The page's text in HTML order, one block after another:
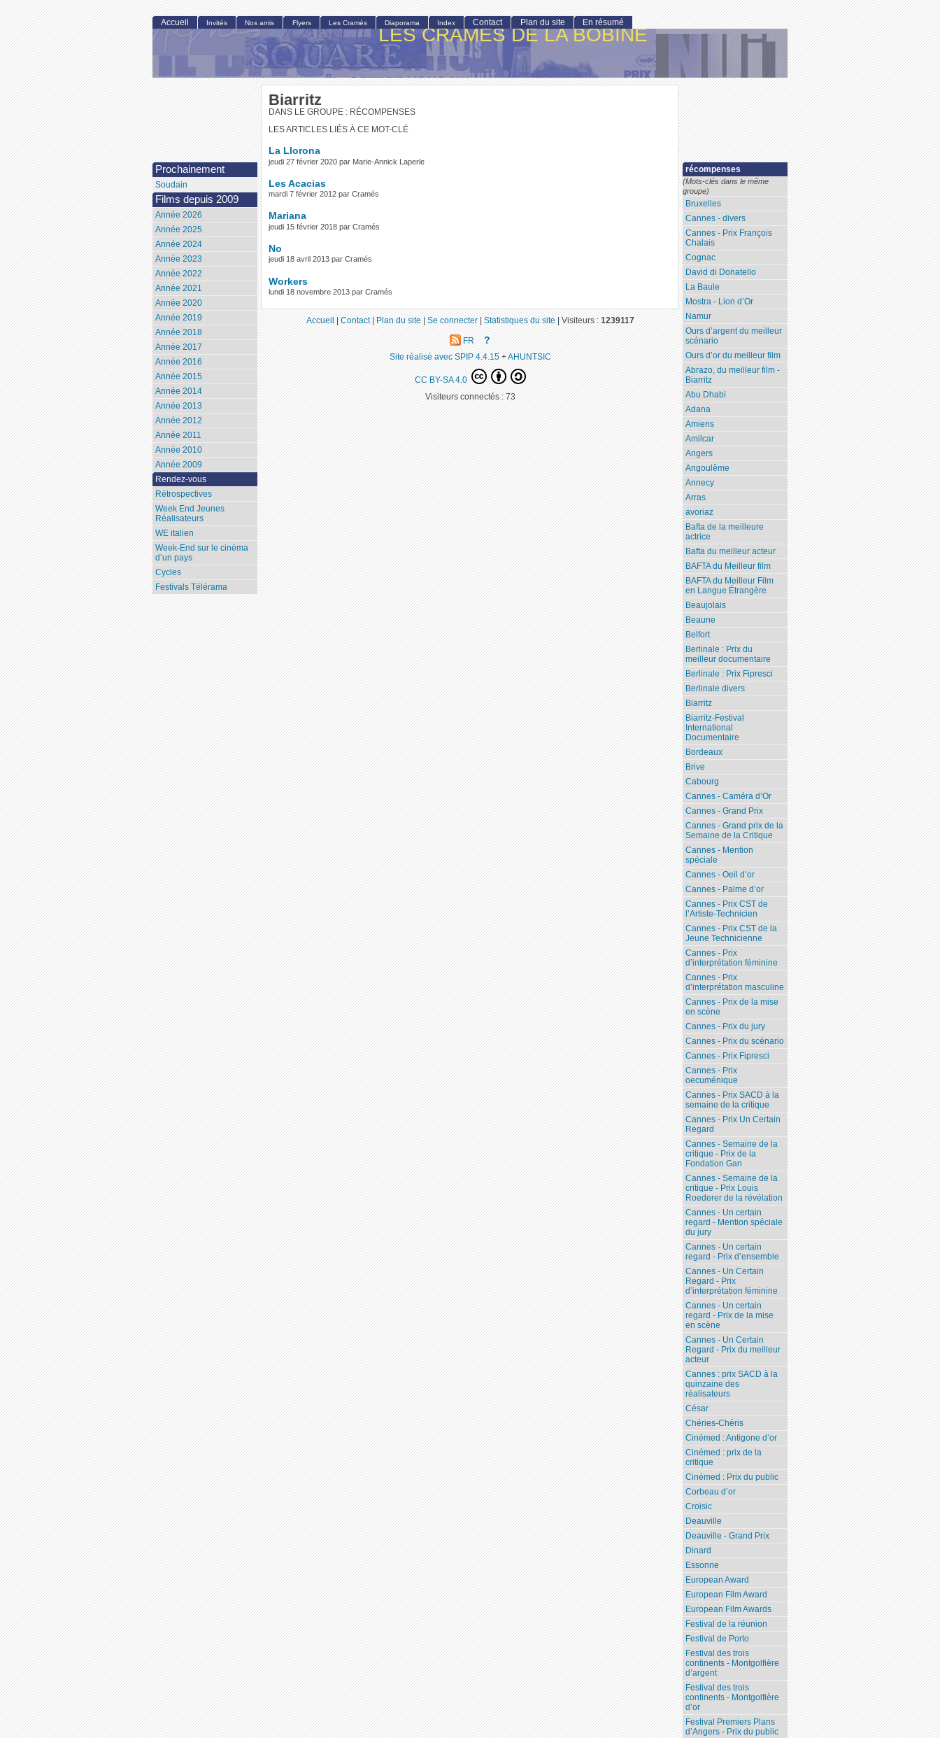
LES CRAMÉS DE LA BOBINE
Biarritz
DANS LE GROUPE : RÉCOMPENSES
LES ARTICLES LIÉS À CE MOT-CLÉ
La Llorona
jeudi 27 février 2020 par Marie-Annick Laperle
Les Acacias
mardi 7 février 2012 par Cramés
Mariana
jeudi 15 février 2018 par Cramés
No
jeudi 18 avril 2013 par Cramés
Workers
lundi 18 novembre 2013 par Cramés
récompenses
(Mots-clés dans le même
groupe)
Bruxelles
Cannes - divers
Cannes - Prix François
Chalais
Cognac
David di Donatello
La Baule
Mostra - Lion d’Or
Namur
Ours d’argent du meilleur
scénario
Ours d’or du meilleur film
Abrazo, du meilleur film -
Biarritz
Abu Dhabi
Adana
Amiens
Amilcar
Angers
Angoulême
Annecy
Arras
avoriaz
Bafta de la meilleure
actrice
Bafta du meilleur acteur
BAFTA du Meilleur film
BAFTA du Meilleur Film
en Langue Étrangère
Beaujolais
Beaune
Belfort
Berlinale : Prix du
meilleur documentaire
Berlinale : Prix Fipresci
Berlinale divers
Biarritz
Biarritz-Festival
International
Documentaire
Bordeaux
Brive
Cabourg
Cannes - Caméra d’Or
Cannes - Grand Prix
Cannes - Grand prix de la
Semaine de la Critique
Cannes - Mention
spéciale
Cannes - Oeil d’or
Cannes - Palme d’or
Cannes - Prix CST de
l’Artiste-Technicien
Cannes - Prix CST de la
Jeune Technicienne
Cannes - Prix
d’interprétation féminine
Cannes - Prix
d’interprétation masculine
Cannes - Prix de la mise
en scène
Cannes - Prix du jury
Cannes - Prix du scénario
Cannes - Prix Fipresci
Cannes - Prix
oecuménique
Cannes - Prix SACD à la
semaine de la critique
Cannes - Prix Un Certain
Regard
Cannes - Semaine de la
critique - Prix de la
Fondation Gan
Cannes - Semaine de la
critique - Prix Louis
Roederer de la révélation
Cannes - Un certain
regard - Mention spéciale
du jury
Cannes - Un certain
regard - Prix d’ensemble
Cannes - Un Certain
Regard - Prix
d’interprétation féminine
Cannes - Un certain
regard - Prix de la mise
en scène
Cannes - Un Certain
Regard - Prix du meilleur
acteur
Cannes : prix SACD à la
quinzaine des
réalisateurs
César
Chéries-Chéris
Cinémed : Antigone d’or
Cinémed : prix de la
critique
Cinémed : Prix du public
Corbeau d’or
Croisic
Deauville
Deauville - Grand Prix
Dinard
Essonne
European Award
European Film Award
European Film Awards
Festival de la réunion
Festival de Porto
Festival des trois
continents - Montgolfière
d’argent
Festival des trois
continents - Montgolfière
d’or
Festival Premiers Plans
d’Angers - Prix du public
Accueil Invités Nos amis Flyers Les Cramés Diaporama Index Contact Plan du site En résumé
Prochainement
Soudain
Films depuis 2009
Année 2026
Année 2025
Année 2024
Année 2023
Année 2022
Année 2021
Année 2020
Année 2019
Année 2018
Année 2017
Année 2016
Année 2015
Année 2014
Année 2013
Année 2012
Année 2011
Année 2010
Année 2009
Rendez-vous
Rétrospectives
Week End Jeunes
Réalisateurs
WE italien
Week-End sur le cinéma
d’un pays
Cycles
Festivals Télérama
Accueil|Contact|Plan du site|Se connecter|Statistiques du site|Visiteurs :1239117
FR ?
Site réalisé avec SPIP 4.4.15+AHUNTSIC
CC BY-SA 4.0
Visiteurs connectés :73